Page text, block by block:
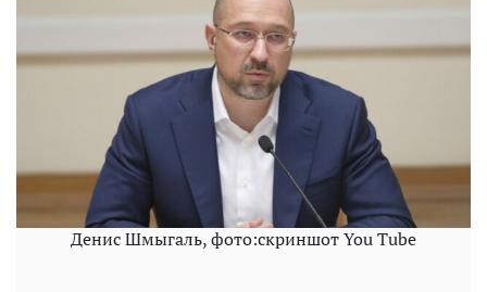
Денис Шмыгаль, фото:скриншот You Tube